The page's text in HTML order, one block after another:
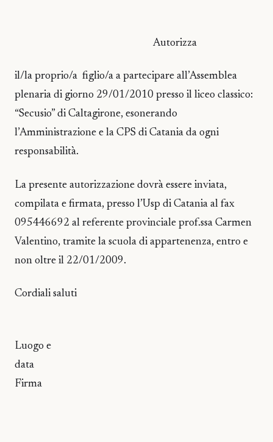
Autorizza
il/la proprio/a figlio/a a partecipare all’Assemblea
plenaria di giorno 29/01/2010 presso il liceo classico:
“Secusio” di Caltagirone, esonerando
l’Amministrazione e la CPS di Catania da ogni
responsabilità.
La presente autorizzazione dovrà essere inviata,
compilata e firmata, presso l’Usp di Catania al fax
095446692 al referente provinciale prof.ssa Carmen
Valentino, tramite la scuola di appartenenza, entro e
non oltre il 22/01/2009.
Cordiali saluti
Luogo e
data
Firma